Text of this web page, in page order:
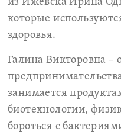
которые
здоровья.
Галина Викторовна –
занимается
биотехнологии,
бороться с